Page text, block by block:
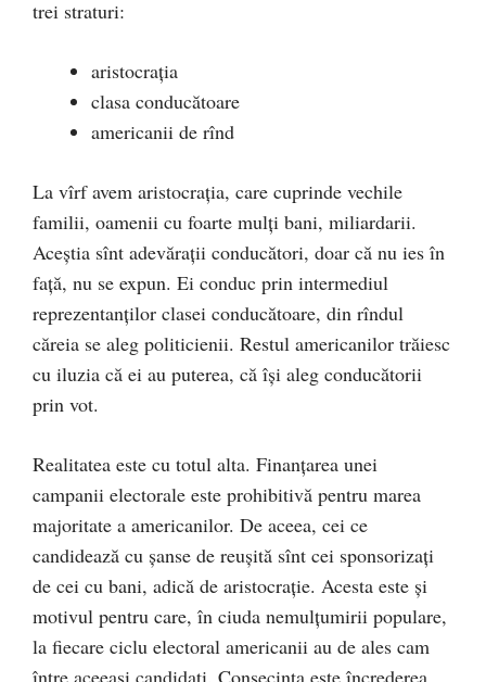
trei straturi:
aristocrația
clasa conducătoare
americanii de rînd
La vîrf avem aristocrația, care cuprinde vechile
familii, oamenii cu foarte mulți bani, miliardarii.
Aceștia sînt adevărații conducători, doar că nu ies în
față, nu se expun. Ei conduc prin intermediul
reprezentanților clasei conducătoare, din rîndul
căreia se aleg politicienii. Restul americanilor trăiesc
cu iluzia că ei au puterea, că își aleg conducătorii
prin vot.
Realitatea este cu totul alta. Finanțarea unei
campanii electorale este prohibitivă pentru marea
majoritate a americanilor. De aceea, cei ce
candidează cu șanse de reușită sînt cei sponsorizați
de cei cu bani, adică de aristocrație. Acesta este și
motivul pentru care, în ciuda nemulțumirii populare,
la fiecare ciclu electoral americanii au de ales cam
între aceeași candidați. Consecința este încrederea